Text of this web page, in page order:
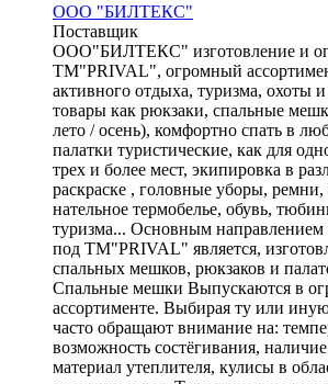
ООО "БИЛТЕКС"
Поставщик
ООО"БИЛТЕКС" изготовление и
ТМ"PRIVAL", огромный
активного отдыха, туризма, охоты
товары как рюкзаки, спальные
лето / осень), комфортно спать в
палатки туристические, как для
трех и более мест, экипировка в
раскраске , головные уборы,
нательное термобелье, обувь,
туризма... Основным
под ТМ"PRIVAL" является,
спальных мешков, рюкзаков и
Спальные мешки Выпускаются в
ассортименте. Выбирая ту или
часто обращают внимание на:
возможность состёгивания,
материал утеплителя, кулисы в